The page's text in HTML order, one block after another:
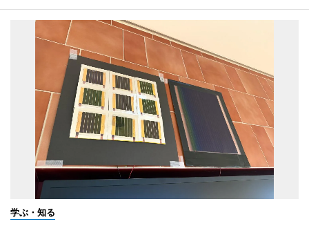
学ぶ・知る